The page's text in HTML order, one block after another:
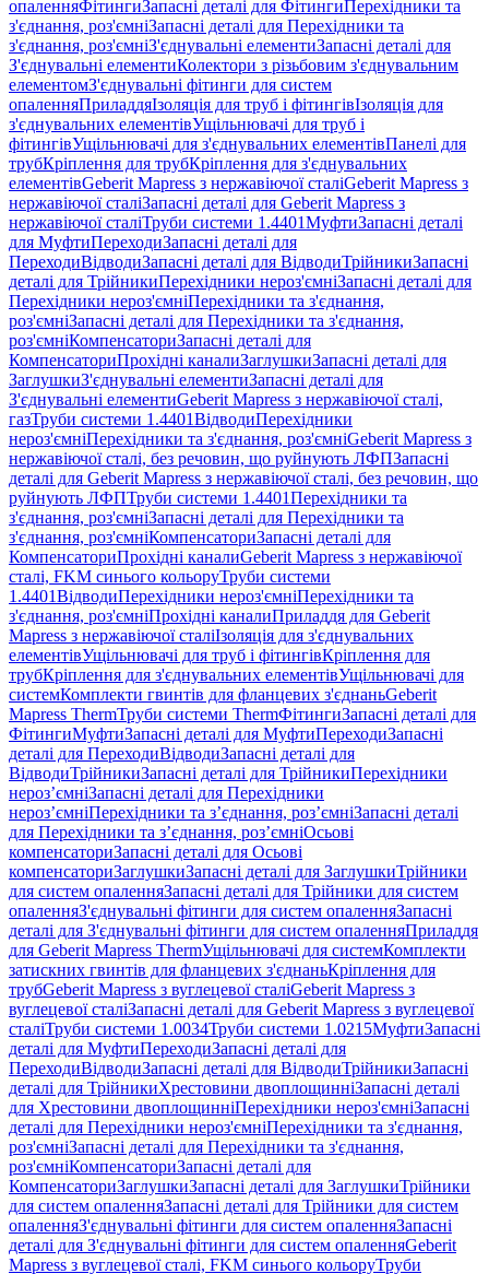
опаленняФітингиЗапасні деталі для ФітингиПерехідники та
з'єднання, роз'ємніЗапасні деталі для Перехідники та
з'єднання, роз'ємніЗ'єднувальні елементиЗапасні деталі для
З'єднувальні елементиКолектори з різьбовим з'єднувальним
елементомЗ'єднувальні фітинги для систем
опаленняПриладдяІзоляція для труб і фітингівІзоляція для
з'єднувальних елементівУщільнювачі для труб і
фітингівУщільнювачі для з'єднувальних елементівПанелі для
трубКріплення для трубКріплення для з'єднувальних
елементівGeberit Mapress з нержавіючої сталіGeberit Mapress з
нержавіючої сталіЗапасні деталі для Geberit Mapress з
нержавіючої сталіТруби системи 1.4401МуфтиЗапасні деталі
для МуфтиПереходиЗапасні деталі для
ПереходиВідводиЗапасні деталі для ВідводиТрійникиЗапасні
деталі для ТрійникиПерехідники нероз'ємніЗапасні деталі для
Перехідники нероз'ємніПерехідники та з'єднання,
роз'ємніЗапасні деталі для Перехідники та з'єднання,
роз'ємніКомпенсаториЗапасні деталі для
КомпенсаториПрохідні каналиЗаглушкиЗапасні деталі для
ЗаглушкиЗ'єднувальні елементиЗапасні деталі для
З'єднувальні елементиGeberit Mapress з нержавіючої сталі,
газТруби системи 1.4401ВідводиПерехідники
нероз'ємніПерехідники та з'єднання, роз'ємніGeberit Mapress з
нержавіючої сталі, без речовин, що руйнують ЛФПЗапасні
деталі для Geberit Mapress з нержавіючої сталі, без речовин, що
руйнують ЛФПТруби системи 1.4401Перехідники та
з'єднання, роз'ємніЗапасні деталі для Перехідники та
з'єднання, роз'ємніКомпенсаториЗапасні деталі для
КомпенсаториПрохідні каналиGeberit Mapress з нержавіючої
сталі, FKM синього кольоруТруби системи
1.4401ВідводиПерехідники нероз'ємніПерехідники та
з'єднання, роз'ємніПрохідні каналиПриладдя для Geberit
Mapress з нержавіючої сталіІзоляція для з'єднувальних
елементівУщільнювачі для труб і фітингівКріплення для
трубКріплення для з'єднувальних елементівУщільнювачі для
системКомплекти гвинтів для фланцевих з'єднаньGeberit
Mapress ThermТруби системи ThermФітингиЗапасні деталі для
ФітингиМуфтиЗапасні деталі для МуфтиПереходиЗапасні
деталі для ПереходиВідводиЗапасні деталі для
ВідводиТрійникиЗапасні деталі для ТрійникиПерехідники
нероз’ємніЗапасні деталі для Перехідники
нероз’ємніПерехідники та з’єднання, роз’ємніЗапасні деталі
для Перехідники та з’єднання, роз’ємніОсьові
компенсаториЗапасні деталі для Осьові
компенсаториЗаглушкиЗапасні деталі для ЗаглушкиТрійники
для систем опаленняЗапасні деталі для Трійники для систем
опаленняЗ'єднувальні фітинги для систем опаленняЗапасні
деталі для З'єднувальні фітинги для систем опаленняПриладдя
для Geberit Mapress ThermУщільнювачі для системКомплекти
затискних гвинтів для фланцевих з'єднаньКріплення для
трубGeberit Mapress з вуглецевої сталіGeberit Mapress з
вуглецевої сталіЗапасні деталі для Geberit Mapress з вуглецевої
сталіТруби системи 1.0034Труби системи 1.0215МуфтиЗапасні
деталі для МуфтиПереходиЗапасні деталі для
ПереходиВідводиЗапасні деталі для ВідводиТрійникиЗапасні
деталі для ТрійникиХрестовини двоплощинніЗапасні деталі
для Хрестовини двоплощинніПерехідники нероз'ємніЗапасні
деталі для Перехідники нероз'ємніПерехідники та з'єднання,
роз'ємніЗапасні деталі для Перехідники та з'єднання,
роз'ємніКомпенсаториЗапасні деталі для
КомпенсаториЗаглушкиЗапасні деталі для ЗаглушкиТрійники
для систем опаленняЗапасні деталі для Трійники для систем
опаленняЗ'єднувальні фітинги для систем опаленняЗапасні
деталі для З'єднувальні фітинги для систем опаленняGeberit
Mapress з вуглецевої сталі, FKM синього кольоруТруби